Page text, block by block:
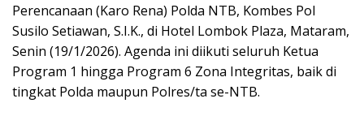
Perencanaan (Karo Rena) Polda NTB, Kombes Pol
Susilo Setiawan, S.I.K., di Hotel Lombok Plaza, Mataram,
Senin (19/1/2026). Agenda ini diikuti seluruh Ketua
Program 1 hingga Program 6 Zona Integritas, baik di
tingkat Polda maupun Polres/ta se-NTB.